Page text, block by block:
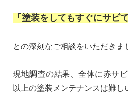
「塗装をしてもすぐにサビ
との深刻なご相談をいただきま
現地調査の結果、全体に赤サ
以上の塗装メンテナンスは難し